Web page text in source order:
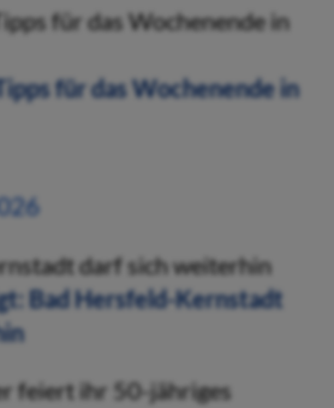
für das Wochenende in
für das Wochenende in
darf sich weiterhin
Bad Hersfeld-Kernstadt
feiert ihr 50-jähriges